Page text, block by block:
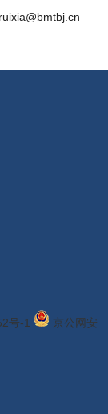
号-1
京公网安